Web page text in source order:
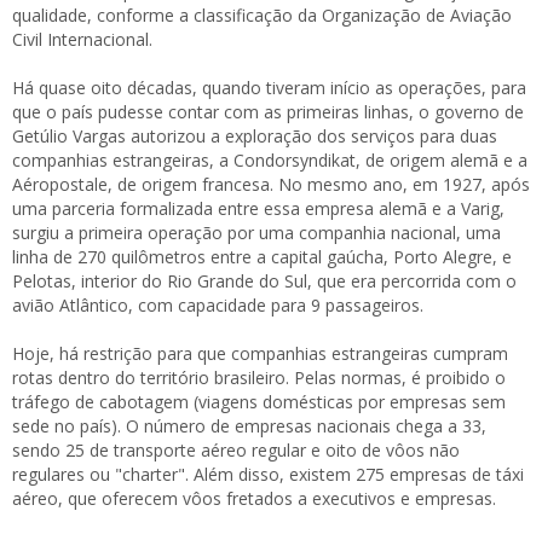
qualidade, conforme a classificação da Organização de Aviação
Civil Internacional.
Há quase oito décadas, quando tiveram início as operações, para
que o país pudesse contar com as primeiras linhas, o governo de
Getúlio Vargas autorizou a exploração dos serviços para duas
companhias estrangeiras, a Condorsyndikat, de origem alemã e a
Aéropostale, de origem francesa. No mesmo ano, em 1927, após
uma parceria formalizada entre essa empresa alemã e a Varig,
surgiu a primeira operação por uma companhia nacional, uma
linha de 270 quilômetros entre a capital gaúcha, Porto Alegre, e
Pelotas, interior do Rio Grande do Sul, que era percorrida com o
avião Atlântico, com capacidade para 9 passageiros.
Hoje, há restrição para que companhias estrangeiras cumpram
rotas dentro do território brasileiro. Pelas normas, é proibido o
tráfego de cabotagem (viagens domésticas por empresas sem
sede no país). O número de empresas nacionais chega a 33,
sendo 25 de transporte aéreo regular e oito de vôos não
regulares ou "charter". Além disso, existem 275 empresas de táxi
aéreo, que oferecem vôos fretados a executivos e empresas.